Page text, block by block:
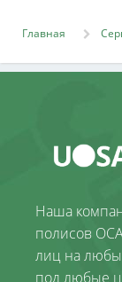
Главная
Наша
полисов
лиц на
под любые